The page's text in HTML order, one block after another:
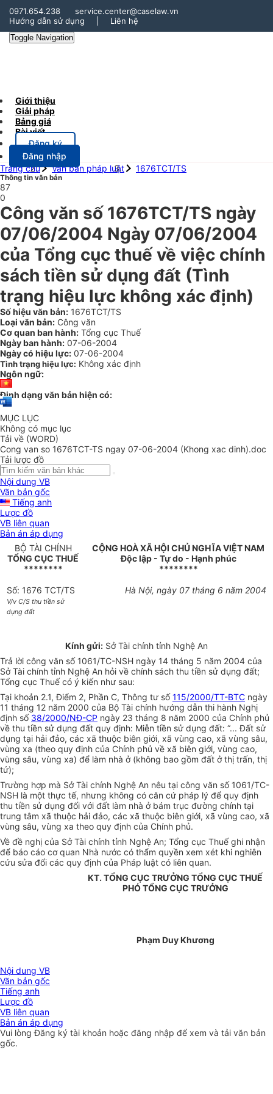
0971.654.238
service.center@caselaw.vn
Hướng dẫn sử dụng
Liên hệ
Toggle Navigation
Giới thiệu
Giải pháp
Bảng giá
Bài viết
Đăng ký
Đăng nhập
Trang chủ
Văn bản pháp luật 1676TCT/TS
Thông tin văn bản
87
0
Công văn số 1676TCT/TS ngày
07/06/2004 Ngày 07/06/2004
của Tổng cục thuế về việc chính
sách tiền sử dụng đất (Tình
trạng hiệu lực không xác định)
Số hiệu văn bản: 1676TCT/TS
Loại văn bản: Công văn
Cơ quan ban hành: Tổng cục Thuế
Ngày ban hành: 07-06-2004
Ngày có hiệu lực: 07-06-2004
Tình trạng hiệu lực: Không xác định
Ngôn ngữ:
Định dạng văn bản hiện có:
MỤC LỤC
Không có mục lục
Tải về (WORD)
Cong van so 1676TCT-TS ngay 07-06-2004 (Khong xac dinh).doc
Tải lược đồ
Nội dung VB
Văn bản gốc
Tiếng anh
Lược đồ
VB liên quan
Bản án áp dụng
BỘ TÀI CHÍNH
TỔNG CỤC THUẾ
********
CỘNG HOÀ XÃ HỘI CHỦ NGHĨA VIỆT NAM
Độc lập - Tự do - Hạnh phúc
********
Số: 1676 TCT/TS
V/v C/S thu tiền sử
dụng đất
Hà Nội, ngày 07 tháng 6 năm 2004
Kính gửi: Sở Tài chính tỉnh Nghệ An
Trả lời công văn số 1061/TC-NSH ngày 14 tháng 5 năm 2004 của
Sở Tài chính tỉnh Nghệ An hỏi về chính sách thu tiền sử dụng đất;
Tổng cục Thuế có ý kiến như sau:
Tại khoản 2.1, Điểm 2, Phần C, Thông tư số115/2000/TT-BTC ngày
11 tháng 12 năm 2000 của Bộ Tài chính hướng dẫn thi hành Nghị
định số 38/2000/NĐ-CP ngày 23 tháng 8 năm 2000 của Chính phủ
về thu tiền sử dụng đất quy định: Miễn tiền sử dụng đất: “... Đất sử
dụng tại hải đảo, các xã thuộc biên giới, xã vùng cao, xã vùng sâu,
vùng xa (theo quy định của Chính phủ về xã biên giới, vùng cao,
vùng sâu, vùng xa) để làm nhà ở (không bao gồm đất ở thị trấn, thị
tứ);
Trường hợp mà Sở Tài chính Nghệ An nêu tại công văn số 1061/TC-
NSH là một thực tế, nhưng không có căn cứ pháp lý để quy định
thu tiền sử dụng đối với đất làm nhà ở bám trục đường chính tại
trung tâm xã thuộc hải đảo, các xã thuộc biên giới, xã vùng cao, xã
vùng sâu, vùng xa theo quy định của Chính phủ.
Về đề nghị của Sở Tài chính tỉnh Nghệ An; Tổng cục Thuế ghi nhận
để báo cáo cơ quan Nhà nước có thẩm quyền xem xét khi nghiên
cứu sửa đổi các quy định của Pháp luật có liên quan.
KT. TỔNG CỤC TRƯỞNG TỔNG CỤC THUẾ
PHÓ TỔNG CỤC TRƯỞNG
Phạm Duy Khương
Nội dung VB
Văn bản gốc
Tiếng anh
Lược đồ
VB liên quan
Bản án áp dụng
Vui lòngĐăng ký tài khoản hoặc đăng nhập để xem và tải văn bản
gốc.